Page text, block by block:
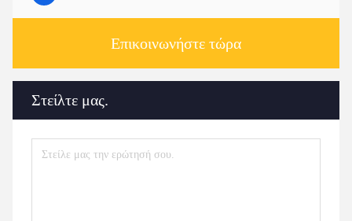
Επικοινωνήστε τώρα
Στείλτε μας.